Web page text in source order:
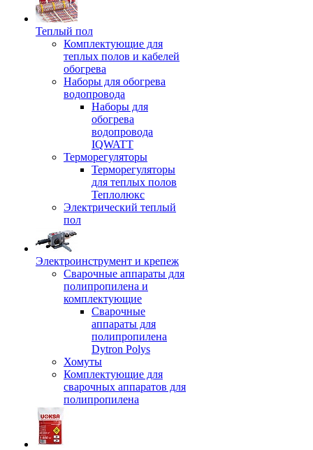
Теплый пол
Комплектующие для
теплых полов и кабелей
обогрева
Наборы для обогрева
водопровода
Наборы для
обогрева
водопровода
IQWATT
Терморегуляторы
Терморегуляторы
для теплых полов
Теплолюкс
Электрический теплый
пол
Электроинструмент и крепеж
Сварочные аппараты для
полипропилена и
комплектующие
Сварочные
аппараты для
полипропилена
Dytron Polys
Хомуты
Комплектующие для
сварочных аппаратов для
полипропилена